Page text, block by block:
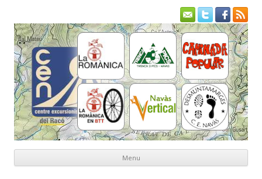
Menu
Skip to content